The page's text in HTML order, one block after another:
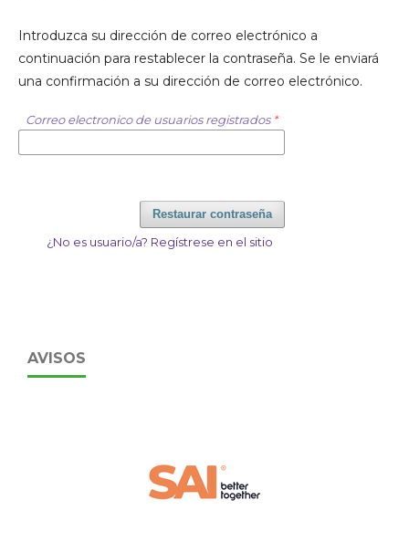
Introduzca su dirección de correo electrónico a
continuación para restablecer la contraseña. Se le enviará
una confirmación a su dirección de correo electrónico.
Correo electronico de usuarios registrados *
Restaurar contraseña
¿No es usuario/a? Regístrese en el sitio
AVISOS